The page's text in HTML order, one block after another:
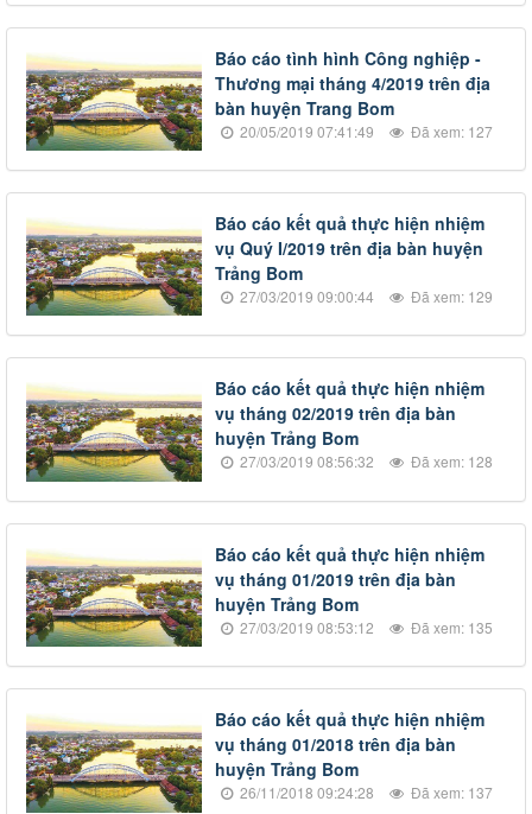
Báo cáo tình hình Công nghiệp -
Thương mại tháng 4/2019 trên địa
bàn huyện Trang Bom
20/05/2019 07:41:49 Đã xem: 127
Báo cáo kết quả thực hiện nhiệm
vụ Quý I/2019 trên địa bàn huyện
Trảng Bom
27/03/2019 09:00:44 Đã xem: 129
Báo cáo kết quả thực hiện nhiệm
vụ tháng 02/2019 trên địa bàn
huyện Trảng Bom
27/03/2019 08:56:32 Đã xem: 128
Báo cáo kết quả thực hiện nhiệm
vụ tháng 01/2019 trên địa bàn
huyện Trảng Bom
27/03/2019 08:53:12 Đã xem: 135
Báo cáo kết quả thực hiện nhiệm
vụ tháng 01/2018 trên địa bàn
huyện Trảng Bom
26/11/2018 09:24:28 Đã xem: 137